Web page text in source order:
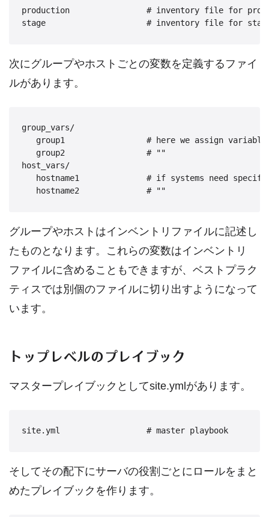
production                # inventory file for
次にグループやホストごとの変数を定義するファイ
ルがあります。
group_vars/
group1                 # here we assign
   group2                 # ""
host_vars/
hostname1              # if systems need
グループやホストはインベントリファイルに記述し
たものとなります。これらの変数はインベントリ
ファイルに含めることもできますが、ベストプラク
ティスでは別個のファイルに切り出すようになって
います。
トップレベルのプレイブック
マスタープレイブックとしてsite.ymlがあります。
そしてその配下にサーバの役割ごとにロールをまと
めたプレイブックを作ります。